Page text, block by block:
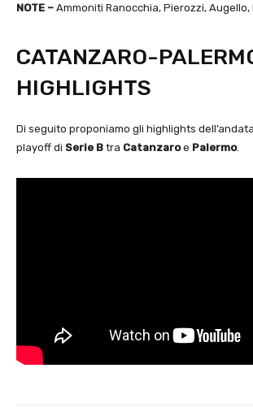
NOTE – Ammoniti Ranocchia, Pierozzi, Augello,
CATANZARO-
HIGHLIGHTS
Di seguito proponiamo gli highlights
playoff di Serie B tra Catanzaroe Palermo.